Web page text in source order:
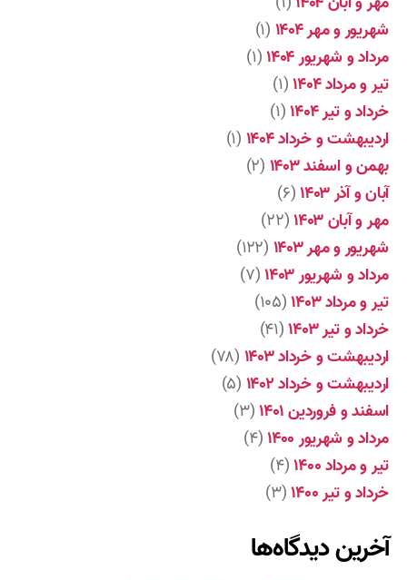
شهریور و مهر ۱۴۰۴
(۱)
مرداد و شهریور ۱۴۰۴
(۱)
تیر و مرداد ۱۴۰۴
(۱)
خرداد و تیر ۱۴۰۴
(۱)
اردیبهشت و خرداد ۱۴۰۴
(۱)
بهمن و اسفند ۱۴۰۳
(۲)
آبان و آذر ۱۴۰۳
(۶)
مهر و آبان ۱۴۰۳
(۲۲)
شهریور و مهر ۱۴۰۳
(۱۲۲)
مرداد و شهریور ۱۴۰۳
(۷)
تیر و مرداد ۱۴۰۳
(۱۰۵)
خرداد و تیر ۱۴۰۳
(۴۱)
اردیبهشت و خرداد ۱۴۰۳
(۷۸)
اردیبهشت و خرداد ۱۴۰۲
(۵)
اسفند و فروردین ۱۴۰۱
(۳)
مرداد و شهریور ۱۴۰۰
(۴)
تیر و مرداد ۱۴۰۰
(۴)
خرداد و تیر ۱۴۰۰
(۳)
آخرین دیدگاه‌ها